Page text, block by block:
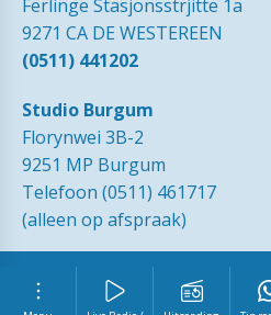
Ferlinge Stasjonsstrjitte 1a
9271 CA DE WESTEREEN
(0511) 441202
Studio Burgum
Florynwei 3B-2
9251 MP Burgum
Telefoon (0511) 461717
(alleen op afspraak)
© 1989 - 2026 RTVNOF·Contact
·Disclaimer ·Privacy